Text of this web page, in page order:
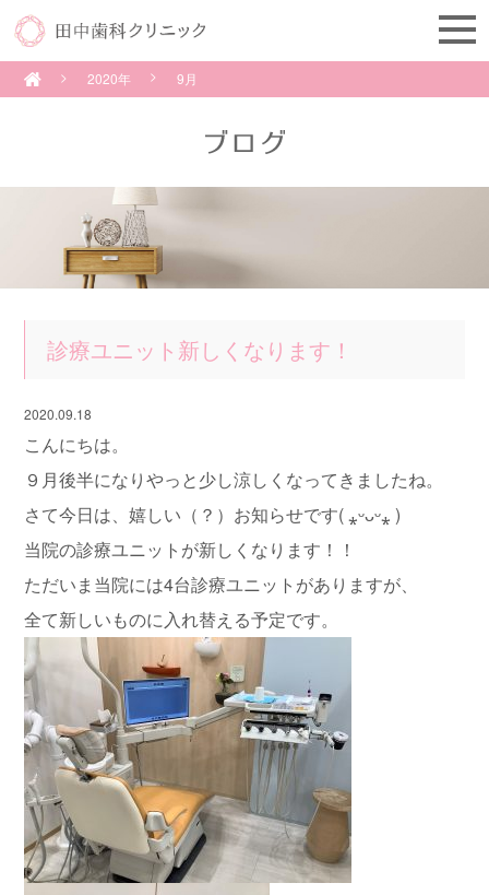
2020年 9月
診療ユニット新しくなります！
2020.09.18
こんにちは。
９月後半になりやっと少し涼しくなってきましたね。
さて今日は、嬉しい（？）お知らせです( ⁎ᵕᴗᵕ⁎ )
当院の診療ユニットが新しくなります！！
ただいま当院には4台診療ユニットがありますが、
全て新しいものに入れ替える予定です。